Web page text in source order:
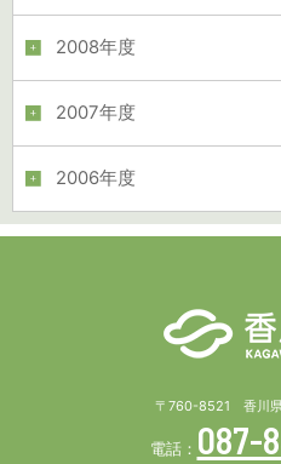
2008年度
2007年度
2006年度
〒760-8521 香川県
電話： 087-